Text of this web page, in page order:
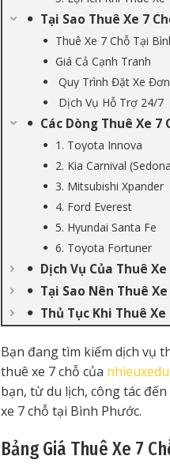
Tại Sao Thuê Xe 7
Thuê Xe 7 Chỗ Tại
Giá Cả Cạnh Tranh
Quy Trình Đặt Xe
Dịch Vụ Hỗ Trợ 24/7
Các Dòng Thuê Xe 7
1. Toyota Innova
2. Kia Carnival
3. Mitsubishi Xpander
4. Ford Everest
5. Hyundai Santa Fe
6. Toyota Fortuner
Dịch Vụ Của Thuê
Tại Sao Nên Thuê
Thủ Tục Khi Thuê
Bạn đang tìm kiếm dịch vụ
thuê xe 7 chỗ của
bạn, từ du lịch, công tác
xe 7 chỗ tại Bình Phước.
Bảng Giá Thuê Xe 7